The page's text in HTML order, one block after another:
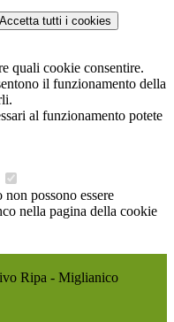
Accetta tutti i cookies
quali cookie consentire.
il funzionamento della
al funzionamento potete
possono essere
nella pagina della cookie
Ripa - Miglianico